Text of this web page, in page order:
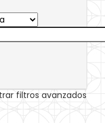
filtros avanzados